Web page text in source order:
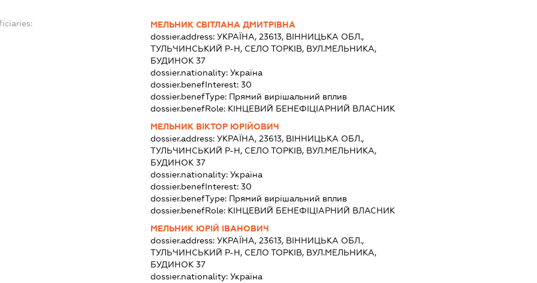
МЕЛЬНИК СВІТЛАНА ДМИТРІВНА
dossier.address: УКРАЇНА, 23613, ВІННИЦЬКА ОБЛ.,
ТУЛЬЧИНСЬКИЙ Р-Н, СЕЛО ТОРКІВ, ВУЛ.МЕЛЬНИКА,
БУДИНОК 37
dossier.nationality: Україна
dossier.benefInterest: 30
dossier.benefType: Прямий вирішальний вплив
dossier.benefRole: КІНЦЕВИЙ БЕНЕФІЦІАРНИЙ ВЛАСНИК
МЕЛЬНИК ВІКТОР ЮРІЙОВИЧ
dossier.address: УКРАЇНА, 23613, ВІННИЦЬКА ОБЛ.,
ТУЛЬЧИНСЬКИЙ Р-Н, СЕЛО ТОРКІВ, ВУЛ.МЕЛЬНИКА,
БУДИНОК 37
dossier.nationality: Україна
dossier.benefInterest: 30
dossier.benefType: Прямий вирішальний вплив
dossier.benefRole: КІНЦЕВИЙ БЕНЕФІЦІАРНИЙ ВЛАСНИК
МЕЛЬНИК ЮРІЙ ІВАНОВИЧ
dossier.address: УКРАЇНА, 23613, ВІННИЦЬКА ОБЛ.,
ТУЛЬЧИНСЬКИЙ Р-Н, СЕЛО ТОРКІВ, ВУЛ.МЕЛЬНИКА,
БУДИНОК 37
dossier.nationality: Україна